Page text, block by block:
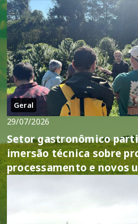
Geral
29/07/2026
Setor gastronômico
imersão técnica sobre
processamento e novos